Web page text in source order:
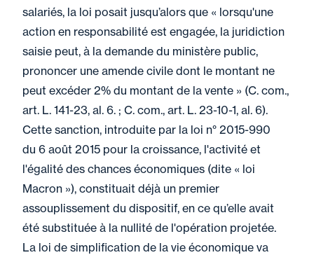
salariés, la loi posait jusqu’alors que « lorsqu'une
action en responsabilité est engagée, la juridiction
saisie peut, à la demande du ministère public,
prononcer une amende civile dont le montant ne
peut excéder 2% du montant de la vente » (C. com.,
art. L. 141-23, al. 6. ; C. com., art. L. 23-10-1, al. 6).
Cette sanction, introduite par la loi n° 2015-990
du 6 août 2015 pour la croissance, l'activité et
l'égalité des chances économiques (dite « loi
Macron »), constituait déjà un premier
assouplissement du dispositif, en ce qu’elle avait
été substituée à la nullité de l'opération projetée.
La loi de simplification de la vie économique va